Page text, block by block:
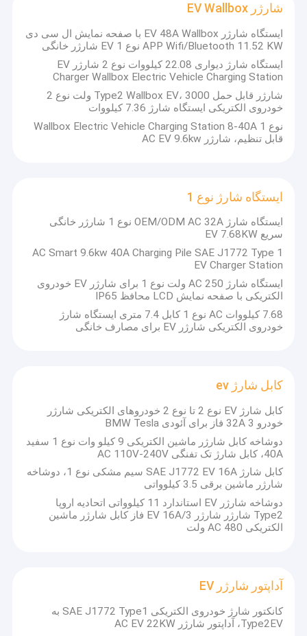
محصولات
فیلم های
شارژر EV Wallbox
ایستگاه شارژر EV 48A Wallbox با صفحه نمایش ال سی دی
APP Wifi/Bluetooth 11.52 KW نوع 1 EV شارژر خانگی
ایستگاه شارژ دیواری 22.08 کیلووات نوع 2 شارژر EV
Charger Wallbox Electric Vehicle Charging Station
شارژر قابل حمل Type2 Wallbox EV، 3000 ولت نوع 2
خودروی الکتریکی ایستگاه شارژ 7.36 کیلووات
نوع 1 Wallbox Electric Vehicle Charging Station 8-40A
قابل تنظیم، شارژر AC EV 9.6kw
ایستگاه شارژ نوع 1
ایستگاه شارژ OEM/ODM AC 32A نوع 1 شارژر خانگی
سریع EV 7.68KW
AC Smart 9.6kw 40A Charging Pile SAE J1772 Type 1
EV Charger Station
ایستگاه شارژ AC 250 ولت نوع 1 برای شارژر EV خودروی
الکتریکی با صفحه نمایش LCD محافظ IP65
7.68 کیلووات AC نوع 1 کابل 7.4 متری ایستگاه شارژ
خودروی الکتریکی شارژر EV برای مصارف خانگی
کابل شارژ ev
کابل شارژ EV نوع 2 تا نوع 2 خودروهای الکتریکی شارژر
خودرو 32A 3 فاز برای آئودی BMW Tesla
دوشاخه کابل شارژر ماشین الکتریکی 9 کیلو وات نوع 1 سفید
40A، کابل شارژ تک تفنگی AC 110V-240V
کابل شارژ SAE J1772 EV 16A سیم مشکی نوع 1، دوشاخه
شارژر ماشین برقی 3.5 کیلوواتی
دوشاخه شارژر EV استاندارد 11 کیلوواتی اتحادیه اروپا
Type2 شارژر شارژر EV 16A/3 فاز کابل شارژر ماشین
الکتریکی AC 480 ولت
آداپتور شارژر EV
کانکتور شارژ خودروی الکتریکی SAE J1772 Type1 به
Type2EV، آداپتور شارژر AC EV 22KW
است که به تحقیق، تولید و فروش قطعات خودروهای الکتریکی با کیفیت
شارژ EV، آداپتور شارژر EV،
نیروگاه ذخیره سازی در فضای باز،